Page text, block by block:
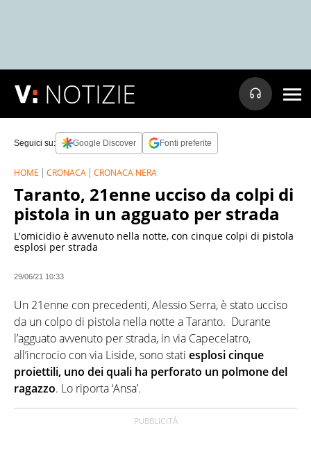
NOTIZIE
Seguici su: Google Discover Fonti preferite
HOME CRONACA CRONACA NERA
Taranto, 21enne ucciso da colpi di
pistola in un agguato per strada
L'omicidio è avvenuto nella notte, con cinque colpi di pistola
esplosi per strada
29/06/21 10:33
Un 21enne con precedenti, Alessio Serra, è stato ucciso
da un colpo di pistola nella notte a Taranto. Durante
l’agguato avvenuto per strada, in via Capecelatro,
all’incrocio con via Liside, sono stati esplosi cinque
proiettili, uno dei quali ha perforato un polmone del
ragazzo. Lo riporta ‘Ansa’.